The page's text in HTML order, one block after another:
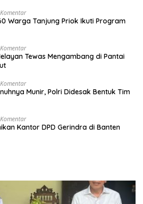
Warga Tanjung Priok Ikuti Program
Tewas Mengambang di Pantai
Munir, Polri Didesak Bentuk Tim
Kantor DPD Gerindra di Banten